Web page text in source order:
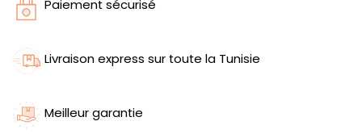
Paiement sécurisé
Livraison express sur toute la Tunisie
Meilleur garantie